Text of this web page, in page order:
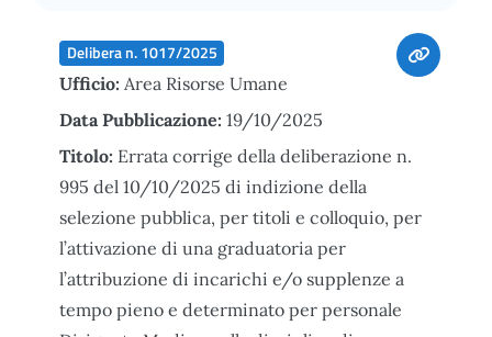
Delibera n. 1017/2025
Ufficio: Area Risorse Umane
Data Pubblicazione: 19/10/2025
Titolo: Errata corrige della deliberazione n.
995 del 10/10/2025 di indizione della
selezione pubblica, per titoli e colloquio, per
l’attivazione di una graduatoria per
l’attribuzione di incarichi e/o supplenze a
tempo pieno e determinato per personale